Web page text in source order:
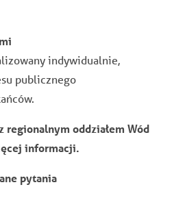
indywidualnie,
publicznego
regionalnym oddziałem Wód
informacji.
pytania